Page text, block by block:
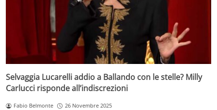
Selvaggia Lucarelli addio a Ballando con le stelle? Milly
Carlucci risponde all’indiscrezioni
Fabio Belmonte 26 Novembre 2025